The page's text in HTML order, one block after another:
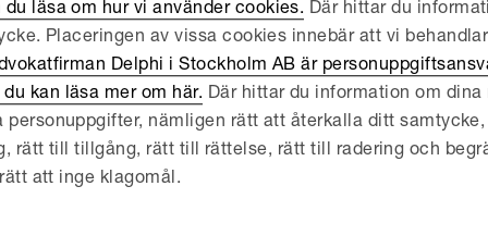
| JULI 6, 2021
nya partners till Delphi
| FEBRUARI 19, 2020
Comparative
du läsa om hur vi använder cookies. Där hittar du
Placeringen av vissa cookies innebär att vi
Delphi i Stockholm AB är
kan läsa mer om här. Där hittar du information om
personuppgifter, nämligen rätt att återkalla ditt
rätt till tillgång, rätt till rättelse, rätt till radering och
att inge klagomål.